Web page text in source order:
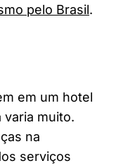
pelo Brasil.
em um hotel
varia muito.
na
serviços